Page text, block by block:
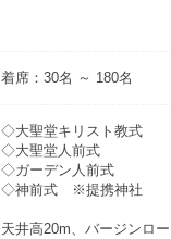
着席：30名 ～ 180名
◇大聖堂キリスト教式
◇大聖堂人前式
◇ガーデン人前式
◇神前式 ※提携神社
天井高20m、バージンロ